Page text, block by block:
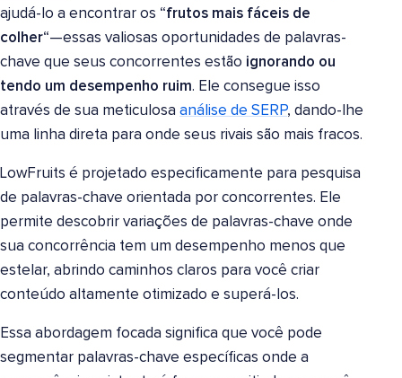
ajudá-lo a encontrar os “frutos mais fáceis de
colher“—essas valiosas oportunidades de palavras-
chave que seus concorrentes estão ignorando ou
tendo um desempenho ruim. Ele consegue isso
através de sua meticulosa análise de SERP, dando-lhe
uma linha direta para onde seus rivais são mais fracos.
LowFruits é projetado especificamente para pesquisa
de palavras-chave orientada por concorrentes. Ele
permite descobrir variações de palavras-chave onde
sua concorrência tem um desempenho menos que
estelar, abrindo caminhos claros para você criar
conteúdo altamente otimizado e superá-los.
Essa abordagem focada significa que você pode
segmentar palavras-chave específicas onde a